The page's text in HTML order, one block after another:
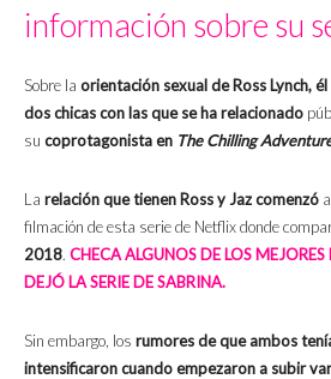
información sobre su
Sobre la orientación sexual de Ross Lynch,
dos chicas con las que se ha relacionado
su coprotagonista en The Chilling
La relación que tienen Ross y Jazcomenzó
filmación de esta serie de Netflix donde
2018. CHECA ALGUNOS DE LOS
DEJÓ LA SERIE DE SABRINA.
Sin embargo, los rumores de que ambos
intensificaron cuando empezaron a subir